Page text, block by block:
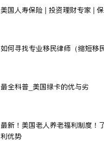
美国人寿保险 | 投资理财专家 |
如何寻找专业移民律师（缩短移
最全科普_美国绿卡的优与劣
最新！美国老人养老福利制度！
利优势